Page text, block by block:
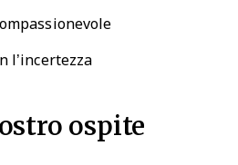
l’incertezza
ospite